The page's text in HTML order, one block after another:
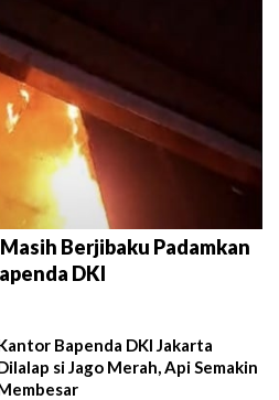
Berjibaku Padamkan
DKI
Bapenda DKI Jakarta
si Jago Merah, Api Semakin